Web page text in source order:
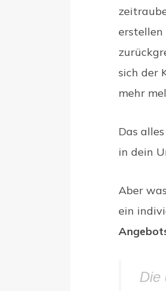
sich der
mehr
Das
in dein
Aber
ein
Die